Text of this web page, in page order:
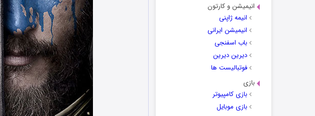
انیمیشن و کارتون
انیمه ژاپنی
انیمیشن ایرانی
باب اسفنجی
دیرین دیرین
فوتبالیست ها
بازی
بازی کامپیوتر
بازی موبایل